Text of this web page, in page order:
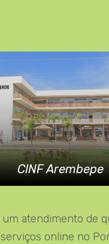
CINF Arembepe
atendimento de
online no